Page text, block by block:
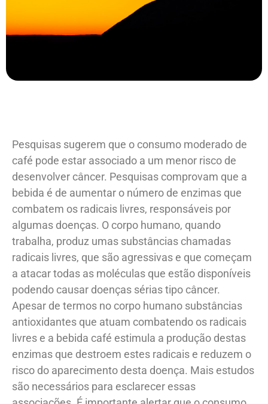
Pesquisas sugerem que o consumo moderado de
café pode estar associado a um menor risco de
desenvolver câncer. Pesquisas comprovam que a
bebida é de aumentar o número de enzimas que
combatem os radicais livres, responsáveis por
algumas doenças. O corpo humano, quando
trabalha, produz umas substâncias chamadas
radicais livres, que são agressivas e que começam
a atacar todas as moléculas que estão disponíveis
podendo causar doenças sérias tipo câncer.
Apesar de termos no corpo humano substâncias
antioxidantes que atuam combatendo os radicais
livres e a bebida café estimula a produção destas
enzimas que destroem estes radicais e reduzem o
risco do aparecimento desta doença. Mais estudos
são necessários para esclarecer essas